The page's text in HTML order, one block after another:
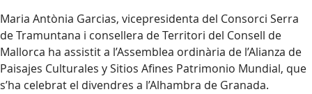
Maria Antònia Garcias, vicepresidenta del Consorci Serra
de Tramuntana i consellera de Territori del Consell de
Mallorca ha assistit a l’Assemblea ordinària de l’Alianza de
Paisajes Culturales y Sitios Afines Patrimonio Mundial, que
s’ha celebrat el divendres a l’Alhambra de Granada.